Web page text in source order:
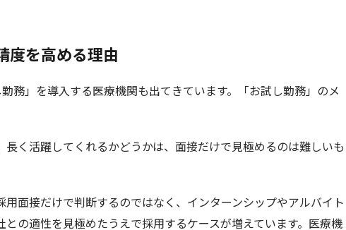
度を高める理由
務」を導入する医療機関も出てきています。「お試し勤務」のメ
長く活躍してくれるかどうかは、面接だけで見極めるのは難しいも
面接だけで判断するのではなく、インターンシップやアルバイト
の適性を見極めたうえで採用するケースが増えています。医療機